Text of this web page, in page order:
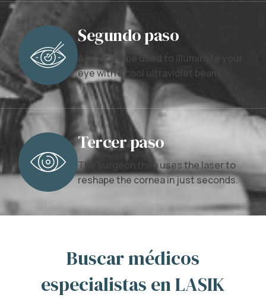
Segundo paso
A laser will be used to illuminate your
eye with a cool ultraviolet beam.
Tercer paso
The surgeon then uses the laser to
reshape the cornea in just seconds.
Buscar médicos
especialistas en LASIK